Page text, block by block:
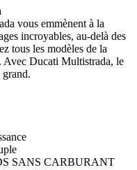
vous emmènent à la
incroyables, au-delà des
tous les modèles de la
Avec Ducati Multistrada, le
SANS CARBURANT